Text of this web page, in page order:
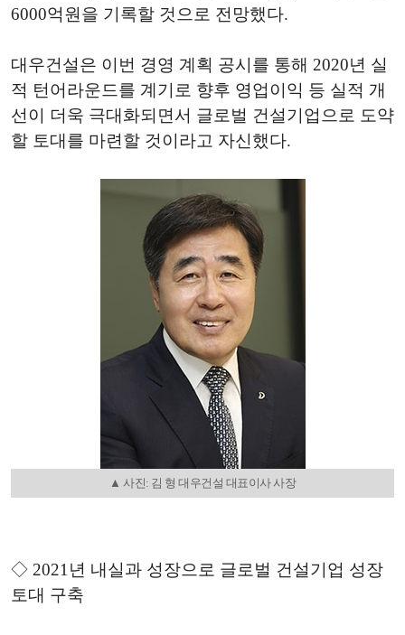
6000억원을 기록할 것으로 전망했다.
대우건설은 이번 경영 계획 공시를 통해 2020년 실
적 턴어라운드를 계기로 향후 영업이익 등 실적 개
선이 더욱 극대화되면서 글로벌 건설기업으로 도약
할 토대를 마련할 것이라고 자신했다.
▲ 사진: 김 형 대우건설 대표이사 사장
◇ 2021년 내실과 성장으로 글로벌 건설기업 성장
토대 구축